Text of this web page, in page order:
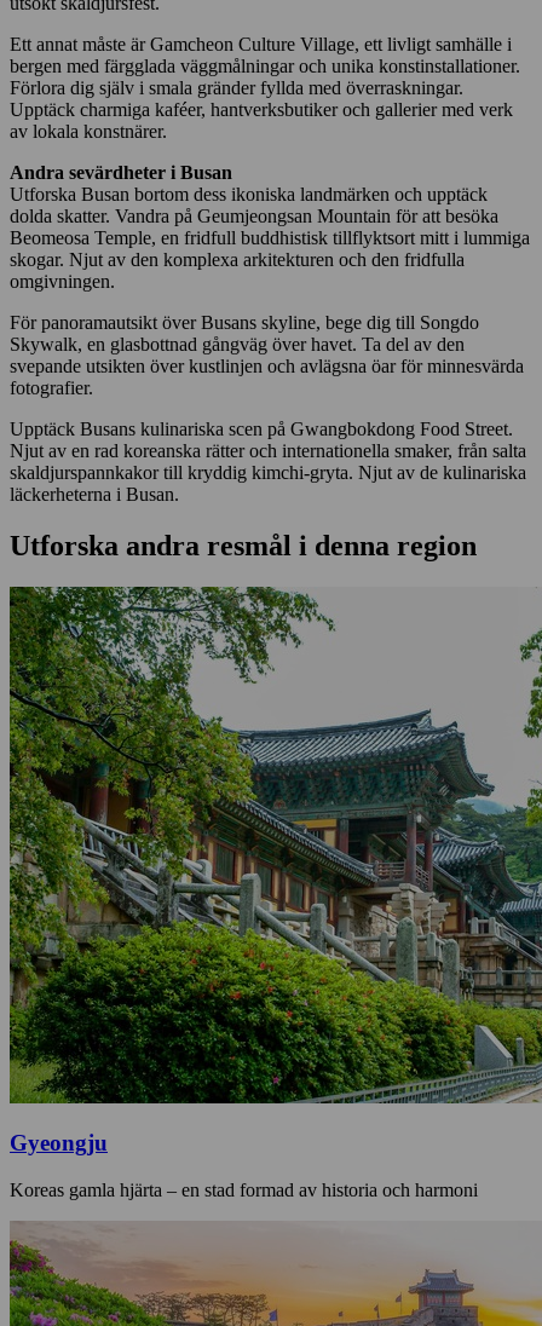
Ett annat måste är Gamcheon Culture Village, ett livligt samhälle i
bergen med färgglada väggmålningar och unika konstinstallationer.
Förlora dig själv i smala gränder fyllda med överraskningar.
Upptäck charmiga kaféer, hantverksbutiker och gallerier med verk
av lokala konstnärer.
Andra sevärdheter i Busan
Utforska Busan bortom dess ikoniska landmärken och upptäck
dolda skatter. Vandra på Geumjeongsan Mountain för att besöka
Beomeosa Temple, en fridfull buddhistisk tillflyktsort mitt i lummiga
skogar. Njut av den komplexa arkitekturen och den fridfulla
omgivningen.
För panoramautsikt över Busans skyline, bege dig till Songdo
Skywalk, en glasbottnad gångväg över havet. Ta del av den
svepande utsikten över kustlinjen och avlägsna öar för minnesvärda
fotografier.
Upptäck Busans kulinariska scen på Gwangbokdong Food Street.
Njut av en rad koreanska rätter och internationella smaker, från salta
skaldjurspannkakor till kryddig kimchi-gryta. Njut av de kulinariska
läckerheterna i Busan.
Utforska andra resmål i denna region
Gyeongju
Koreas gamla hjärta – en stad formad av historia och harmoni